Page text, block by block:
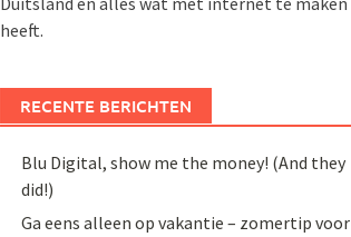
heeft.
RECENTE BERICHTEN
Blu Digital, show me the money! (And they
did!)
Ga eens alleen op vakantie – zomertip voor